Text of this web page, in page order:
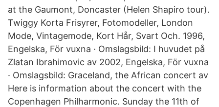
at the Gaumont, Doncaster (Helen Shapiro tour).
Twiggy Korta Frisyrer, Fotomodeller, London
Mode, Vintagemode, Kort Hår, Svart Och. 1996,
Engelska, För vuxna · Omslagsbild: I huvudet på
Zlatan Ibrahimovic av 2002, Engelska, För vuxna
· Omslagsbild: Graceland, the African concert av
Here is information about the concert with the
Copenhagen Philharmonic. Sunday the 11th of